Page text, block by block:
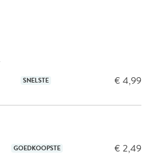
SNELSTE € 4,99
GOEDKOOPSTE € 2,49